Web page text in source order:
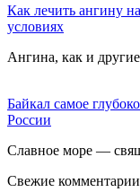
Как лечить ангину
условиях
Ангина, как и
Байкал самое
России
Славное море —
Свежие комментарии